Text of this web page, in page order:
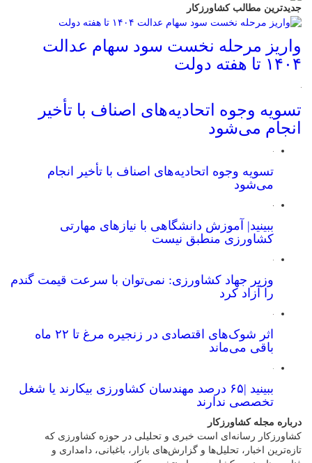
جدیدترین مطالب کشاورزکار
واریز مرحله نخست سود سهام عدالت
۱۴۰۴ تا هفته دولت
تسویه وجوه اتحادیه‌های اصناف با تأخیر
انجام می‌شود
تسویه وجوه اتحادیه‌های اصناف با تأخیر انجام
می‌شود
ببینید| آموزش دانشگاهی با نیازهای مهارتی
کشاورزی منطبق نیست
وزیر جهاد کشاورزی: نمی‌توان با سرعت قیمت گندم
را آزاد کرد
اثر شوک‌های اقتصادی در زنجیره مرغ تا ۲۲ ماه
باقی می‌ماند
ببینید |۶۵ درصد مهندسان کشاورزی بیکارند یا شغل
تخصصی ندارند
درباره مجله کشاورزکار
کشاورزکار رسانه‌ای است خبری و تحلیلی در حوزه کشاورزی که
تازه‌ترین اخبار، تحلیل‌ها و گزارش‌های بازار، باغبانی، دامداری و